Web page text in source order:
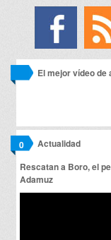
El mejor vídeo de
Actualidad
0
Rescatan a Boro, el
Adamuz